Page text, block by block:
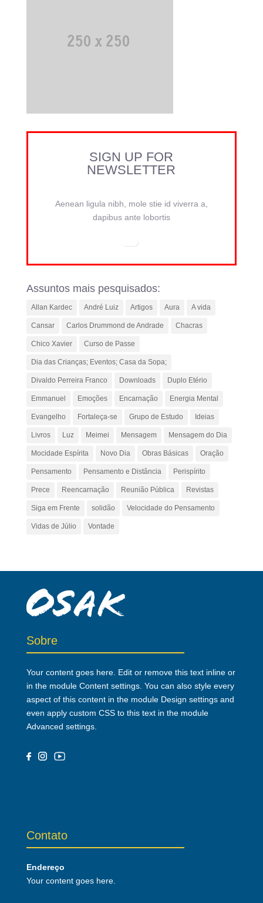
SIGN UP FOR
NEWSLETTER
Aenean ligula nibh, mole stie id viverra a,
dapibus ante lobortis
Assuntos mais pesquisados:
Allan Kardec André Luiz Artigos Aura A vida
Cansar Carlos Drummond de Andrade Chacras
Chico Xavier Curso de Passe
Dia das Crianças; Eventos; Casa da Sopa;
Divaldo Perreira Franco Downloads Duplo Etério
Emmanuel Emoções Encarnação Energia Mental
Evangelho Fortaleça-se Grupo de Estudo Ideias
Livros Luz Meimei Mensagem Mensagem do Dia
Mocidade Espírita Novo Dia Obras Básicas Oração
Pensamento Pensamento e Distância Perispírito
Prece Reencarnação Reunião Pública Revistas
Siga em Frente solidão Velocidade do Pensamento
Vidas de Júlio Vontade
Sobre
Your content goes here. Edit or remove this text inline or
in the module Content settings. You can also style every
aspect of this content in the module Design settings and
even apply custom CSS to this text in the module
Advanced settings.
Contato
Endereço
Your content goes here.